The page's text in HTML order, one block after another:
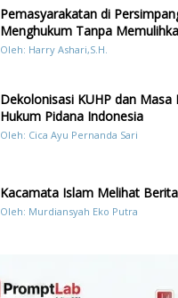
Pemasyarakatan di
Menghukum Tanpa
Oleh: Harry Ashari,S.H.
Dekolonisasi KUHP dan Masa
Hukum Pidana Indonesia
Oleh: Cica Ayu Pernanda Sari
Kacamata Islam Melihat
Oleh: Murdiansyah Eko Putra